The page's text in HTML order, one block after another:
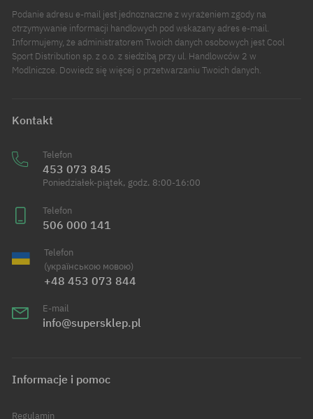
Podanie adresu e-mail jest jednoznaczne z wyrażeniem zgody na
otrzymywanie informacji handlowych pod wskazany adres e-mail.
Informujemy, że administratorem Twoich danych osobowych jest Cool
Sport Distribution sp. z o.o. z siedzibą przy ul. Handlowców 2 w
Modlniczce. Dowiedz się więcej o przetwarzaniu Twoich danych.
Kontakt
Telefon
453 073 845
Poniedziałek-piątek, godz. 8:00-16:00
Telefon
506 000 141
Telefon
(українською мовою)
+48 453 073 844
E-mail
info@supersklep.pl
Informacje i pomoc
Regulamin